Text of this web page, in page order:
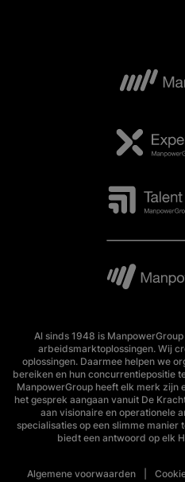
Al sinds 1948 is
arbeidsmarktoplossingen. Wij
oplossingen. Daarmee helpen we
bereiken en hun concurrentiepositie
ManpowerGroup heeft elk merk zijn
het gesprek aangaan vanuit De
aan visionaire en operationele
specialisaties op een slimme
biedt een antwoord op elk
Algemene voorwaarden